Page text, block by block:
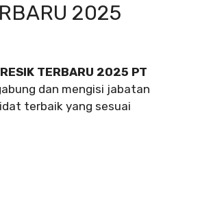
2025
TERBARU 2025 PT
dan mengisi jabatan
terbaik yang sesuai